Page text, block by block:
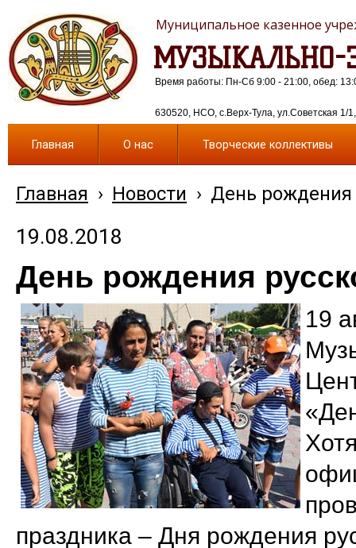
МУЗЫКАЛЬНО-
Муниципальное казенное
630520, НСО, с.Верх-Тула, ул.Советская 1/
Время работы: Пн-Сб 9:00 - 21:00, обед:
Главная О нас Творческие коллективы
Главная › Новости › День рождения
19.08.2018
День рождения
19
праздника – Дня рождения